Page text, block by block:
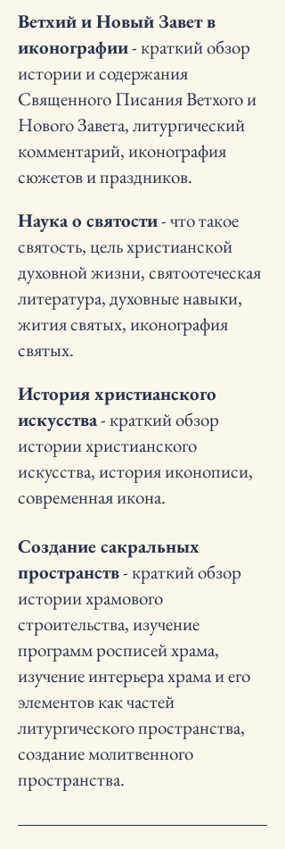
Ветхий и Новый Завет в
иконографии- краткий обзор
истории и содержания
Священного Писания Ветхого и
Нового Завета, литургический
комментарий, иконография
сюжетов и праздников.
Наука о святости- что такое
святость, цель христианской
духовной жизни, святоотеческая
литература, духовные навыки,
жития святых, иконография
святых.
История христианского
искусства- краткий обзор
истории христианского
искусства, история иконописи,
современная икона.
Создание сакральных
пространств- краткий обзор
истории храмового
строительства, изучение
программ росписей храма,
изучение интерьера храма и его
элементов как частей
литургического пространства,
создание молитвенного
пространства.